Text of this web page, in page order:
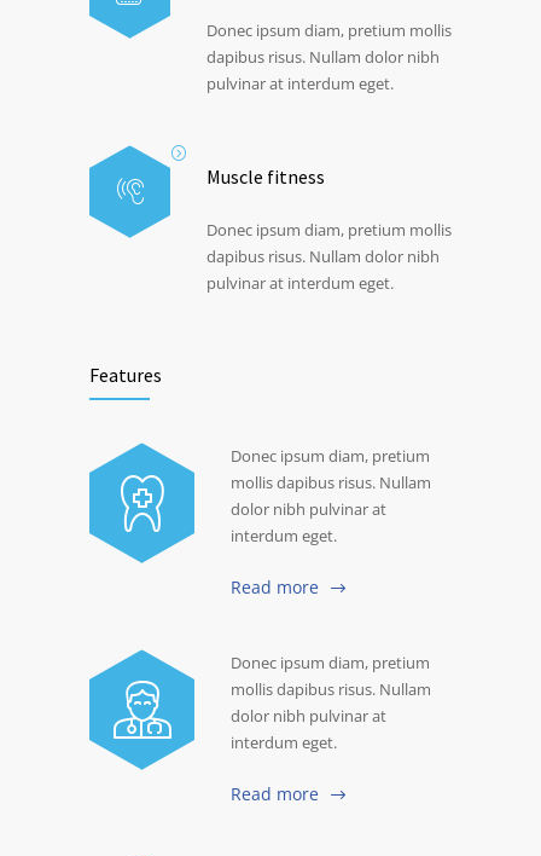
Donec ipsum diam, pretium mollis
dapibus risus. Nullam dolor nibh
pulvinar at interdum eget.
Muscle fitness
Donec ipsum diam, pretium mollis
dapibus risus. Nullam dolor nibh
pulvinar at interdum eget.
Features
Donec ipsum diam, pretium
mollis dapibus risus. Nullam
dolor nibh pulvinar at
interdum eget.
Read more
Donec ipsum diam, pretium
mollis dapibus risus. Nullam
dolor nibh pulvinar at
interdum eget.
Read more